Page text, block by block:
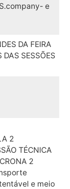
e
DA FEIRA
SESSÕES
2
TÉCNICA
2
e meio